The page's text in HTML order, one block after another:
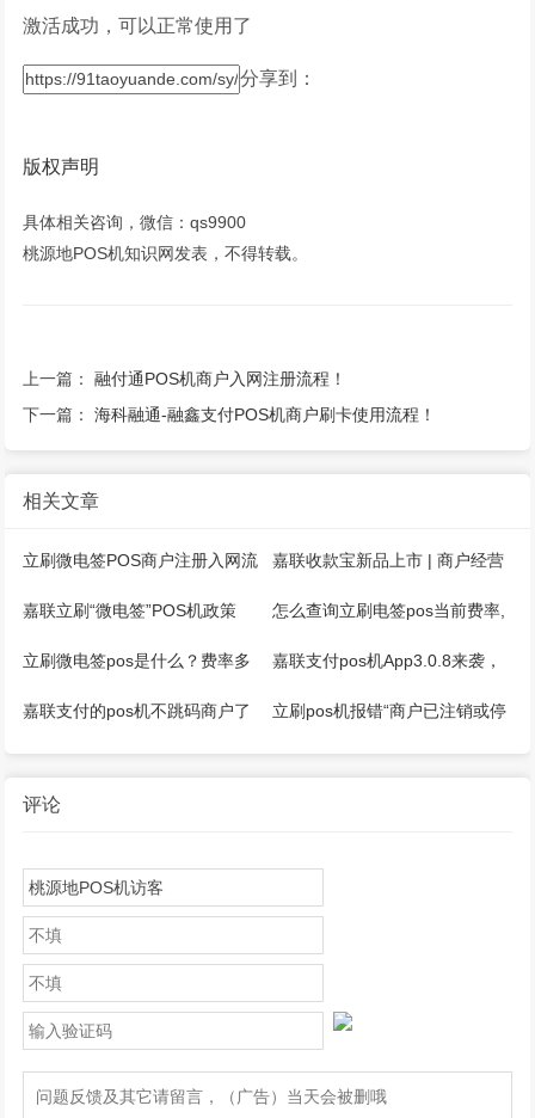
激活成功，可以正常使用了
分享到：
版权声明
具体相关咨询，微信：qs9900
桃源地POS机知识网发表，不得转载。
上一篇：融付通POS机商户入网注册流程！
下一篇：海科融通-融鑫支付POS机商户刷卡使用流程！
相关文章
立刷微电签POS商户注册入网流
程【非首次注册】
嘉联收款宝新品上市 | 商户经营
收款新利器！
嘉联立刷“微电签”POS机政策
怎么查询立刷电签pos当前费率,
看看是否涨价
立刷微电签pos是什么？费率多
少？
嘉联支付pos机App3.0.8来袭，
四大全新功能等你来体验！
嘉联支付的pos机不跳码商户了
怎么回事？
立刷pos机报错“商户已注销或停
用-03”
评论